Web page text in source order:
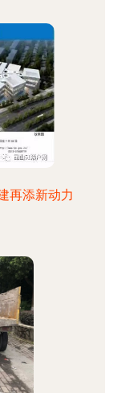
再添新动力